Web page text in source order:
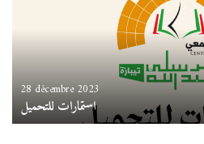
28 décembre 2023
استمارات للتحميل